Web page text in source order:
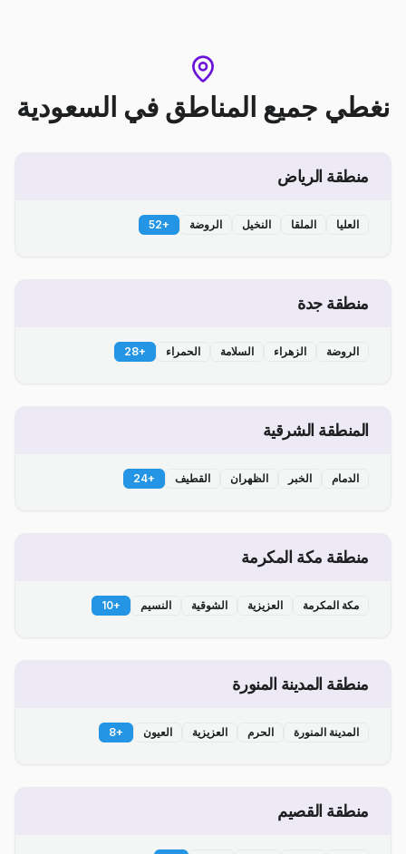
نغطي جميع المناطق في السعودية
منطقة الرياض
العليا الملقا النخيل الروضة +
52
منطقة جدة
الروضة الزهراء السلامة الحمراء +
28
المنطقة الشرقية
الدمام الخبر الظهران القطيف +
24
منطقة مكة المكرمة
مكة المكرمة العزيزية الشوقية النسيم +
10
منطقة المدينة المنورة
المدينة المنورة الحرم العزيزية العيون +
8
منطقة القصيم